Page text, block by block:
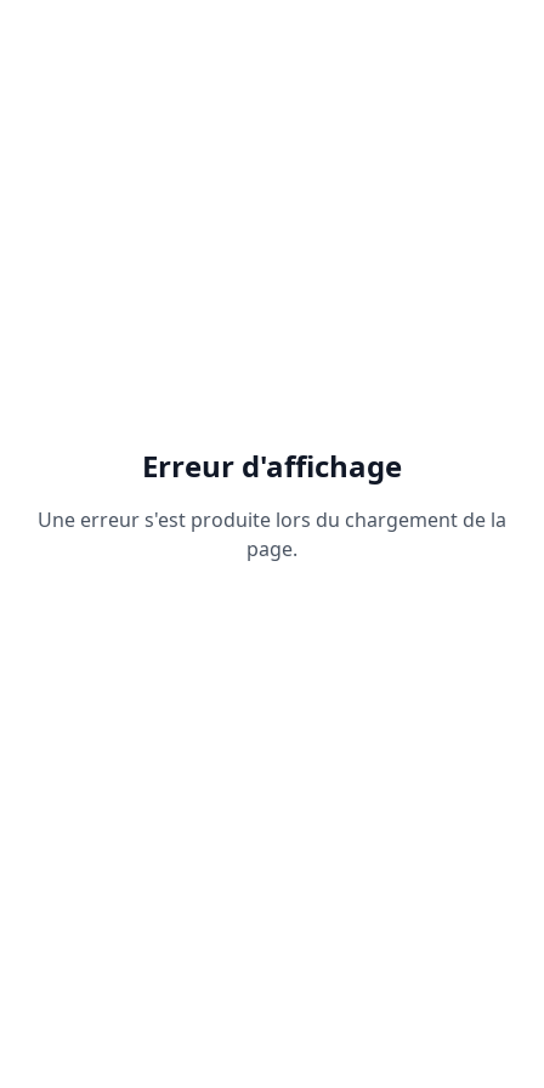
Erreur d'affichage
Une erreur s'est produite lors du chargement de la
page.